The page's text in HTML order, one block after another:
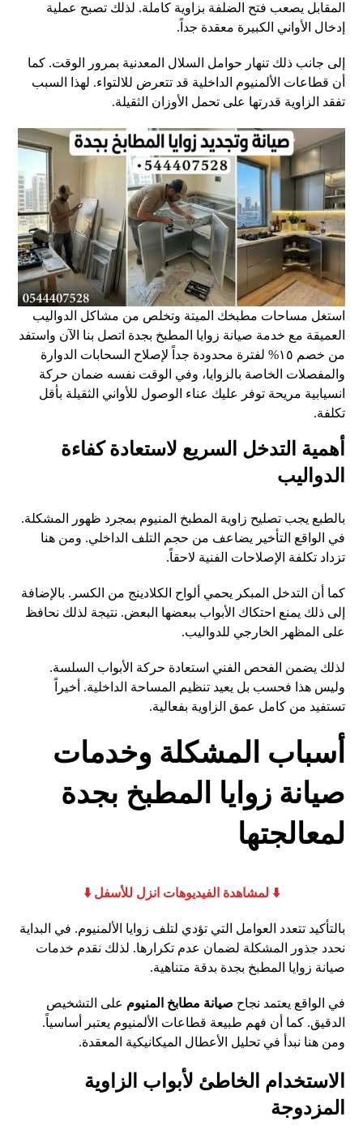
المقابل يصعب فتح الضلفة بزاوية كاملة. لذلك تصبح عملية
إدخال الأواني الكبيرة معقدة جداً.
إلى جانب ذلك تنهار حوامل السلال المعدنية بمرور الوقت. كما
أن قطاعات الألمنيوم الداخلية قد تتعرض للالتواء. لهذا السبب
تفقد الزاوية قدرتها على تحمل الأوزان الثقيلة.
استغل مساحات مطبخك الميتة وتخلص من مشاكل الدواليب
العميقة مع خدمة صيانة زوايا المطبخ بجدة اتصل بنا الآن واستفد
من خصم ١٥% لفترة محدودة جداً لإصلاح السحابات الدوارة
والمفصلات الخاصة بالزوايا، وفي الوقت نفسه ضمان حركة
انسيابية مريحة توفر عليك عناء الوصول للأواني الثقيلة بأقل
تكلفة.
أهمية التدخل السريع لاستعادة كفاءة
الدواليب
بالطبع يجب تصليح زاوية المطبخ المنيوم بمجرد ظهور المشكلة.
في الواقع التأخير يضاعف من حجم التلف الداخلي. ومن هنا
تزداد تكلفة الإصلاحات الفنية لاحقاً.
كما أن التدخل المبكر يحمي ألواح الكلادينج من الكسر. بالإضافة
إلى ذلك يمنع احتكاك الأبواب ببعضها البعض. نتيجة لذلك نحافظ
على المظهر الخارجي للدواليب.
لذلك يضمن الفحص الفني استعادة حركة الأبواب السلسة.
وليس هذا فحسب بل يعيد تنظيم المساحة الداخلية. أخيراً
تستفيد من كامل عمق الزاوية بفعالية.
أسباب المشكلة وخدمات
صيانة زوايا المطبخ بجدة
لمعالجتها
⬇️ لمشاهدة الفيديوهات انزل للأسفل ⬇️
بالتأكيد تتعدد العوامل التي تؤدي لتلف زوايا الألمنيوم. في البداية
نحدد جذور المشكلة لضمان عدم تكرارها. لذلك نقدم خدمات
صيانة زوايا المطبخ بجدة بدقة متناهية.
في الواقع يعتمد نجاح صيانة مطابخ المنيوم على التشخيص
الدقيق. كما أن فهم طبيعة قطاعات الألمنيوم يعتبر أساسياً.
ومن هنا نبدأ في تحليل الأعطال الميكانيكية المعقدة.
الاستخدام الخاطئ لأبواب الزاوية
المزدوجة